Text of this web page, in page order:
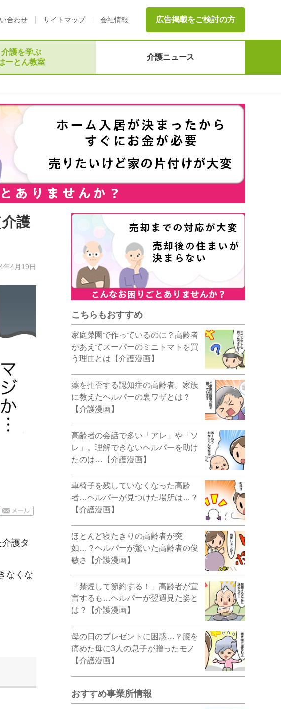
合わせ サイトマップ 会社情報 広告掲載をご検討の方
介護を学ぶ
ーとん教室
介護ニュース
護
年4月19日
護タ
なくな
こちらもおすすめ
家庭菜園で作っているのに？高齢者
があえてスーパーのミニトマトを買
う理由とは【介護漫画】
薬を拒否する認知症の高齢者。家族
に教えたヘルパーの裏ワザとは？
【介護漫画】
高齢者の会話で多い「アレ」や「ソ
レ」。理解できないヘルパーを助け
たのは…【介護漫画】
車椅子を残していなくなった高齢
者…ヘルパーが見つけた場所は…？
【介護漫画】
ほとんど寝たきりの高齢者が突
如…？ヘルパーが驚いた高齢者の俊
敏さ【介護漫画】
「禁煙して節約する！」高齢者が宣
言するも…ヘルパーが翌週見た姿と
は？【介護漫画】
母の日のプレゼントに困惑…？腰を
痛めた母に3人の息子が贈ったモノ
【介護漫画】
おすすめ事業所情報